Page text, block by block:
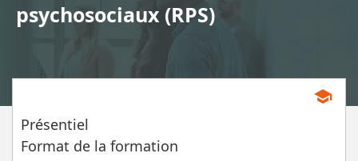
psychosociaux (RPS)
Présentiel
Format de la formation
school